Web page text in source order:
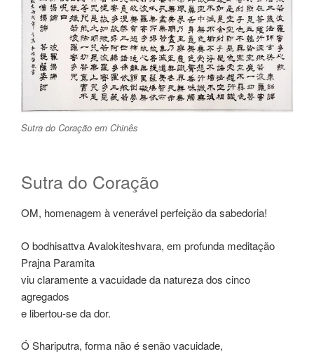
Sutra do Coração em Chinês
Sutra do Coração
OM, homenagem à venerável perfeição da sabedoria!
O bodhisattva Avalokiteshvara, em profunda meditação
Prajna Paramita
viu claramente a vacuidade da natureza dos cinco
agregados
e libertou-se da dor.
Ó Shariputra, forma não é senão vacuidade,